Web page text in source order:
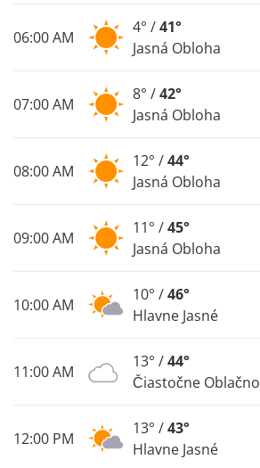
06:00 AM
4° /41°
Jasná Obloha
07:00 AM
8° /42°
Jasná Obloha
08:00 AM
12° /44°
Jasná Obloha
09:00 AM
11° /45°
Jasná Obloha
10:00 AM
10° /46°
Hlavne Jasné
11:00 AM
13° /44°
Čiastočne Oblačno
12:00 PM
13° /43°
Hlavne Jasné